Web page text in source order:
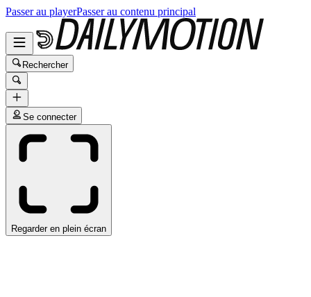
Passer au playerPasser au contenu principal
Rechercher
Se connecter
Regarder en plein écran